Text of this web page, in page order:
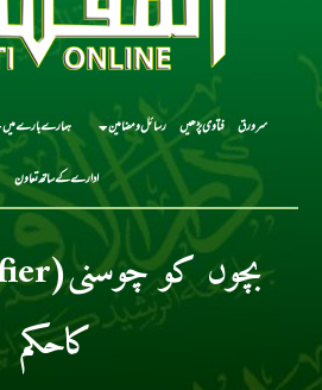
سرورق فتاوی پڑھیں رسائل و مضامین ہمارے بارے میں
ادارے کے ساتھ تعاون
کاحکم